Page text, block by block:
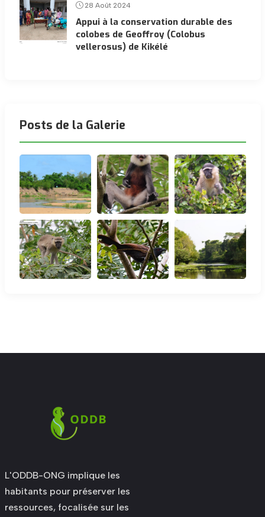
28 Août 2024
Appui à la conservation durable des
colobes de Geoffroy (Colobus
vellerosus) de Kikélé
Posts de la Galerie
L'ODDB-ONG implique les
habitants pour préserver les
ressources, focalisée sur les